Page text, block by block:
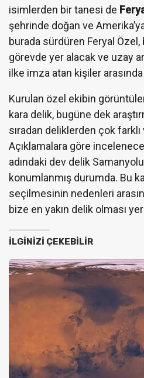
isimlerden bir tanesi de
şehrinde doğan ve
burada sürdüren Feryal
görevde yer alacak ve uzay
ilke imza atan kişiler arasında
Kurulan özel ekibin
kara delik, bugüne dek
sıradan deliklerden çok
Açıklamalara göre
adındaki dev delik
konumlanmış durumda. Bu
seçilmesinin nedenleri
bize en yakın delik olması yer
İLGINIZI ÇEKEBILIR